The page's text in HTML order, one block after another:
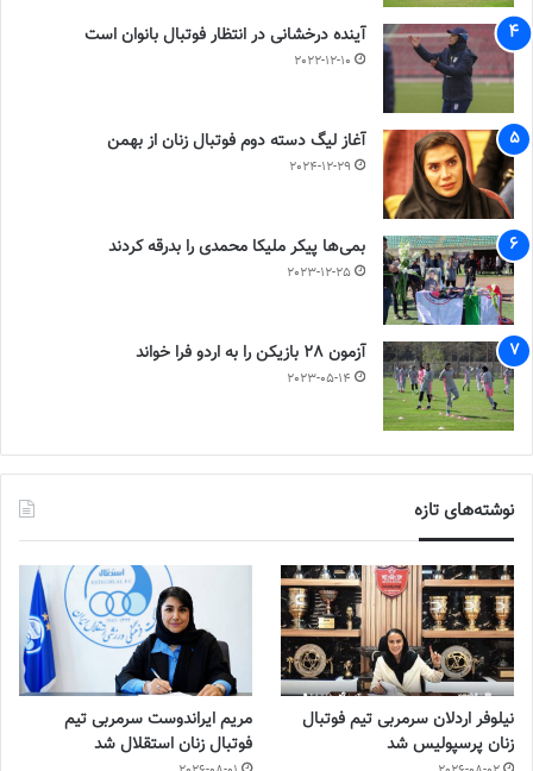
آینده درخشانی در انتظار فوتبال بانوان است
2022-12-10
آغاز لیگ دسته دوم فوتبال زنان از بهمن
2024-12-29
بمی‌ها پیکر ملیکا محمدی را بدرقه کردند
2023-12-25
آزمون 28 بازیکن را به اردو فرا خواند
2023-05-14
نوشته‌های تازه
نیلوفر اردلان سرمربی تیم فوتبال
زنان پرسپولیس شد
مریم ایراندوست سرمربی تیم
فوتبال زنان استقلال شد